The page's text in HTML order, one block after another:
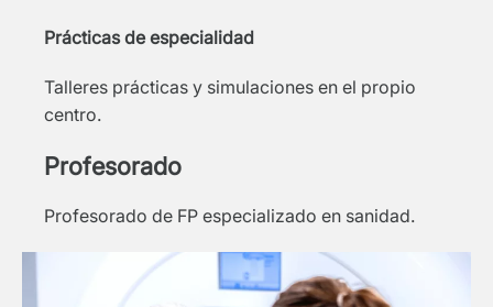
Prácticas de especialidad
Talleres prácticas y simulaciones en el propio
centro.
Profesorado
Profesorado de FP especializado en sanidad.